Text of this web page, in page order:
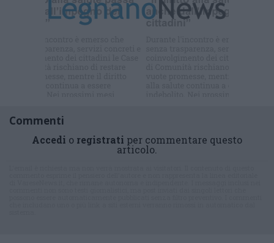
Commenti
Accedi o registrati per commentare questo
articolo.